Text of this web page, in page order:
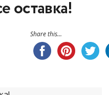
оставка!
Share this...